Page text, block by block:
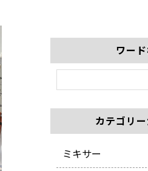
ワー
カテゴリ
ミキサー